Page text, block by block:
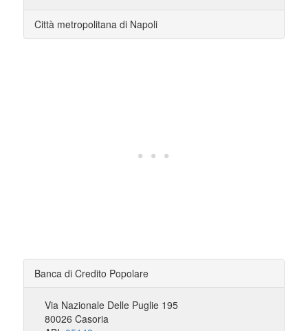
Città metropolitana di Napoli
Banca di Credito Popolare
Via Nazionale Delle Puglie 195
80026 Casoria